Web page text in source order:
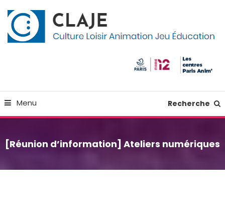
To
Content
Menu Recherche
[Réunion d’information] Ateliers numériques